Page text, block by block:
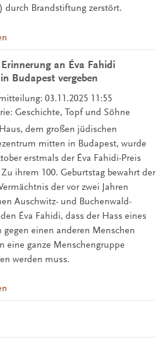
durch Brandstiftung zerstört.
an Éva Fahidi
Budapest vergeben
03.11.2025 11:55
Geschichte, Topf und Söhne
dem großen jüdischen
mitten in Budapest, wurde
erstmals der Éva Fahidi-Preis
ihrem 100. Geburtstag bewahrt der
der vor zwei Jahren
Auschwitz- und Buchenwald-
Éva Fahidi, dass der Hass eines
gegen einen anderen Menschen
eine ganze Menschengruppe
werden muss.